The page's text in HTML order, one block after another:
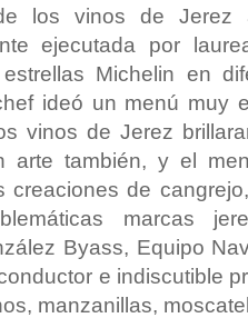
de los vinos de
ejecutada por
Michelin en
ideó un menú muy
vinos de Jerez
arte también, y el
creaciones de
marcas
Byass, Equipo
e indiscutible
manzanillas,